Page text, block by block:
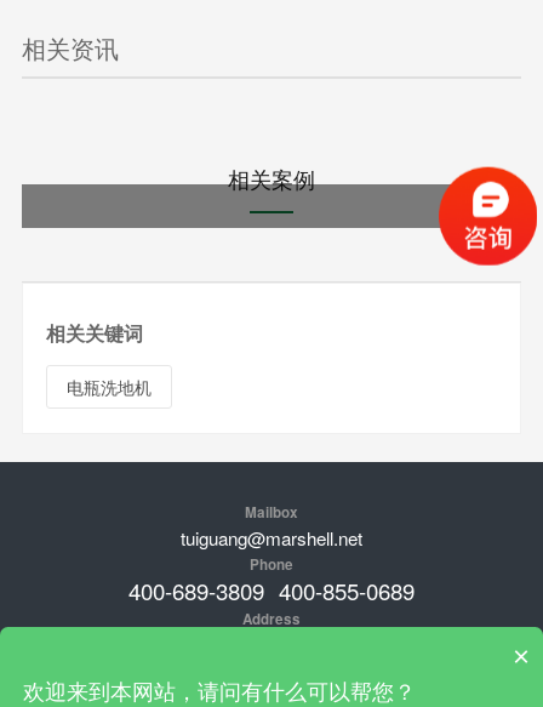
相关资讯
相关案例
相关关键词
电瓶洗地机
Mailbox
tuiguang@marshell.net
Phone
400-689-3809 400-855-0689
Address
品牌总部：新加坡；中国工厂地址：广东肇庆高新经济开发区临江
工业园工业大街25号，安徽省淮北市烈山区经济开发区梧桐大道36
号
×
欢迎来到本网站，请问有什么可以帮您？